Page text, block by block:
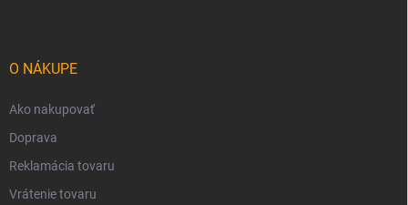
O NÁKUPE
Ako nakupovať
Doprava
Reklamácia tovaru
Vrátenie tovaru